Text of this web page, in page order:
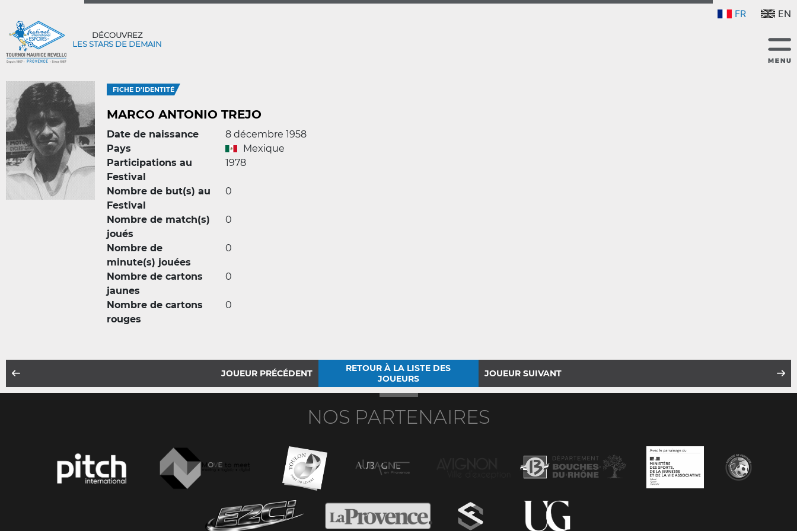
FR EN
DÉCOUVREZ
LES STARS DE DEMAIN
FICHE D'IDENTITÉ
MARCO ANTONIO TREJO
Date de naissance
8 décembre 1958
Pays
Mexique
Participations au
Festival
1978
Nombre de but(s) au
Festival
0
Nombre de match(s)
joués
0
Nombre de
minute(s) jouées
0
Nombre de cartons
jaunes
0
Nombre de cartons
rouges
0
JOUEUR PRÉCÉDENT
RETOUR À LA LISTE DES
JOUEURS
JOUEUR SUIVANT
NOS PARTENAIRES